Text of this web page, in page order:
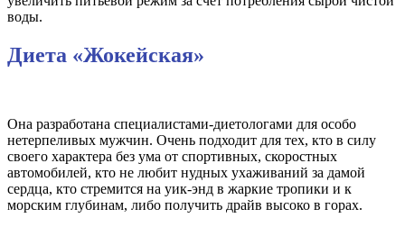
воды.
Диета «Жокейская»
Она разработана специалистами-диетологами для особо
нетерпеливых мужчин. Очень подходит для тех, кто в силу
своего характера без ума от спортивных, скоростных
автомобилей, кто не любит нудных ухаживаний за дамой
сердца, кто стремится на уик-энд в жаркие тропики и к
морским глубинам, либо получить драйв высоко в горах.